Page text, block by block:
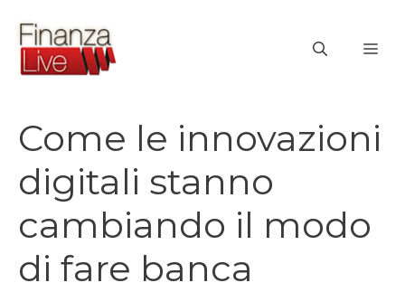
contenuto
Come le innovazioni
digitali stanno
cambiando il modo
di fare banca